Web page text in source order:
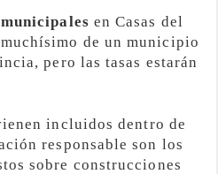
en Casas del
de un municipio
pero las tasas estarán
incluidos dentro de
responsable son los
sobre construcciones